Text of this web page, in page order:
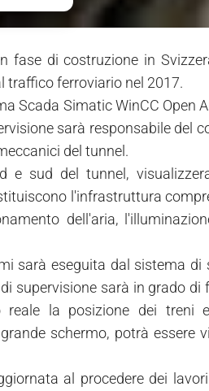
fase di costruzione in
traffico ferroviario nel 2017.
Scada Simatic WinCC Open
sarà responsabile del
del tunnel.
sud del tunnel,
l'infrastruttura
dell'aria,
sarà eseguita dal sistema di
supervisione sarà in grado di
la posizione dei treni
schermo, potrà essere
al procedere dei